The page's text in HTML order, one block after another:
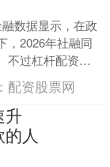
数据显示，在政
，2026年社融同
不过杠杆配资平
，1月新增人民币
配资股票网
升
人